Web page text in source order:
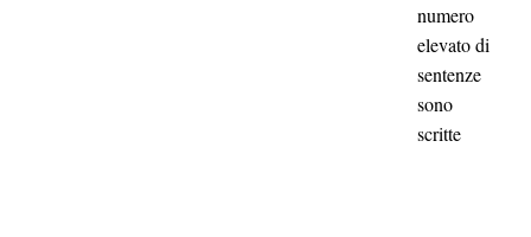
numero
elevato di
sentenze
sono
scritte